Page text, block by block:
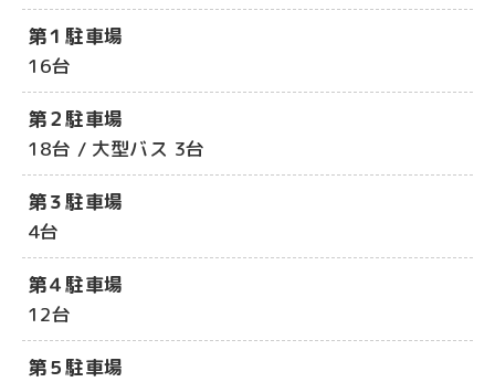
第１駐車場
16台
第２駐車場
18台 / 大型バス 3台
第３駐車場
4台
第４駐車場
12台
第５駐車場